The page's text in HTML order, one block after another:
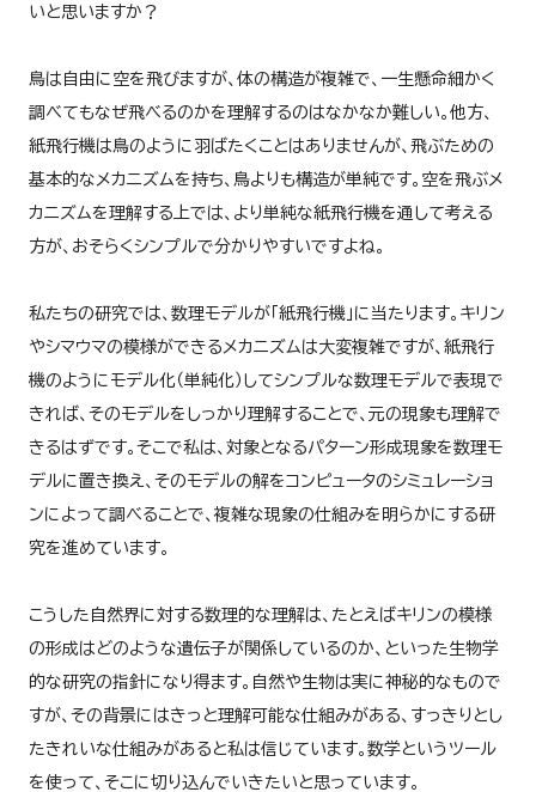
いと思いますか？
鳥は自由に空を飛びますが、体の構造が複雑で、一生懸命細かく
調べてもなぜ飛べるのかを理解するのはなかなか難しい。他方、
紙飛行機は鳥のように羽ばたくことはありませんが、飛ぶための
基本的なメカニズムを持ち、鳥よりも構造が単純です。空を飛ぶメ
カニズムを理解する上では、より単純な紙飛行機を通して考える
方が、おそらくシンプルで分かりやすいですよね。
私たちの研究では、数理モデルが「紙飛行機」に当たります。キリン
やシマウマの模様ができるメカニズムは大変複雑ですが、紙飛行
機のようにモデル化（単純化）してシンプルな数理モデルで表現で
きれば、そのモデルをしっかり理解することで、元の現象も理解で
きるはずです。そこで私は、対象となるパターン形成現象を数理モ
デルに置き換え、そのモデルの解をコンピュータのシミュレーショ
ンによって調べることで、複雑な現象の仕組みを明らかにする研
究を進めています。
こうした自然界に対する数理的な理解は、たとえばキリンの模様
の形成はどのような遺伝子が関係しているのか、といった生物学
的な研究の指針になり得ます。自然や生物は実に神秘的なもので
すが、その背景にはきっと理解可能な仕組みがある、すっきりとし
たきれいな仕組みがあると私は信じています。数学というツール
を使って、そこに切り込んでいきたいと思っています。